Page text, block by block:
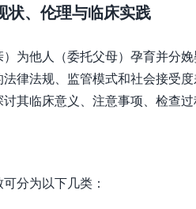
状、伦理与临床实践
为他人（委托父母）孕育并分
律法规、监管模式和社会接受
其临床意义、注意事项、检查过
分为以下几类：